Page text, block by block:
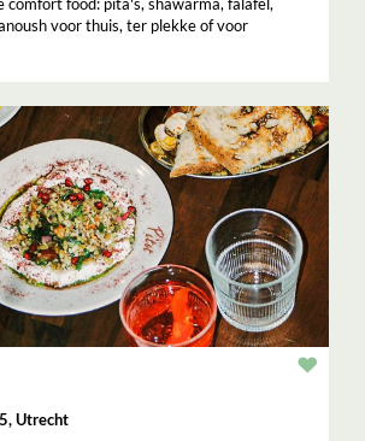
voor thuis, ter plekke of voor
Utrecht